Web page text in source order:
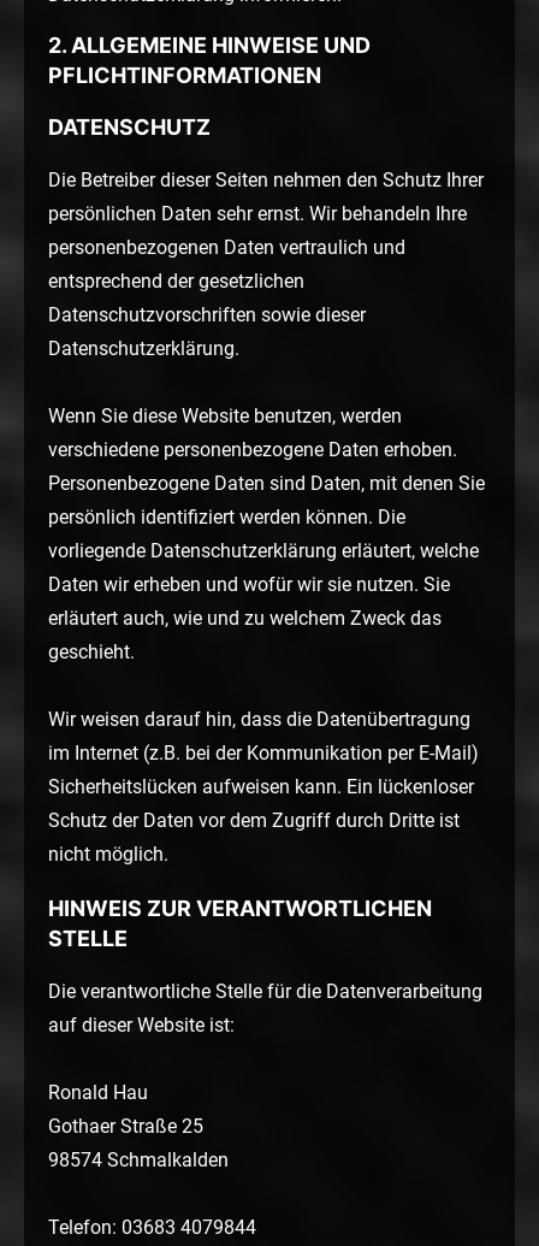
2. ALLGEMEINE HINWEISE UND
PFLICHTINFORMATIONEN
DATENSCHUTZ
Die Betreiber dieser Seiten nehmen den Schutz Ihrer
persönlichen Daten sehr ernst. Wir behandeln Ihre
personenbezogenen Daten vertraulich und
entsprechend der gesetzlichen
Datenschutzvorschriften sowie dieser
Datenschutzerklärung.
Wenn Sie diese Website benutzen, werden
verschiedene personenbezogene Daten erhoben.
Personenbezogene Daten sind Daten, mit denen Sie
persönlich identifiziert werden können. Die
vorliegende Datenschutzerklärung erläutert, welche
Daten wir erheben und wofür wir sie nutzen. Sie
erläutert auch, wie und zu welchem Zweck das
geschieht.
Wir weisen darauf hin, dass die Datenübertragung
im Internet (z.B. bei der Kommunikation per E-Mail)
Sicherheitslücken aufweisen kann. Ein lückenloser
Schutz der Daten vor dem Zugriff durch Dritte ist
nicht möglich.
HINWEIS ZUR VERANTWORTLICHEN
STELLE
Die verantwortliche Stelle für die Datenverarbeitung
auf dieser Website ist:
Ronald Hau
Gothaer Straße 25
98574 Schmalkalden
Telefon: 03683 4079844